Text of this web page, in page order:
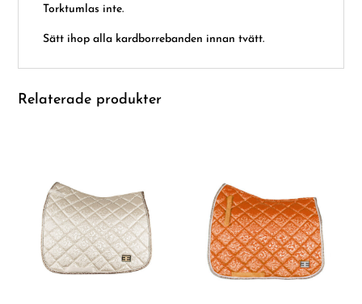
Torktumlas inte.
Sätt ihop alla kardborrebanden innan tvätt.
Relaterade produkter